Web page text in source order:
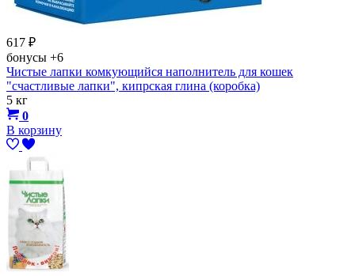
617 ₽
бонусы +6
Чистые лапки комкующийся наполнитель для кошек
"счастливые лапки", кипрская глина (коробка)
5 кг
0
В корзину